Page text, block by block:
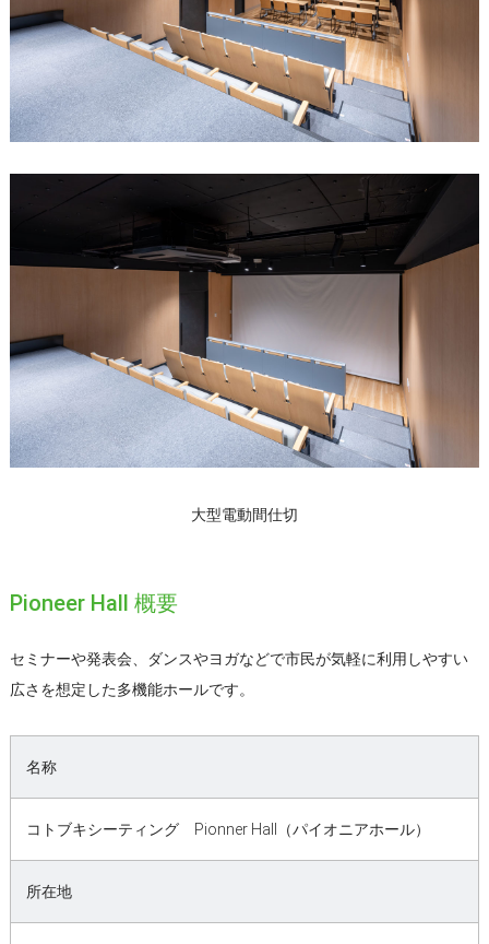
大型電動間仕切
Pioneer Hall 概要
セミナーや発表会、ダンスやヨガなどで市民が気軽に利用しやすい
広さを想定した多機能ホールです。
名称
コトブキシーティング Pionner Hall（パイオニアホール）
所在地